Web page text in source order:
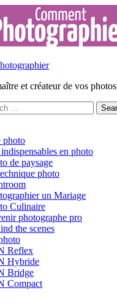
et créateur de vos photos
photo
en photo
de paysage
photo
un Mariage
Culinaire
photographe pro
the scenes
Reflex
Hybride
Bridge
Compact